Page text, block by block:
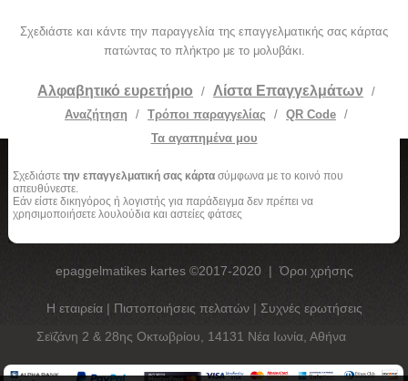
Σχεδιάστε και κάντε την παραγγελία της επαγγελματικής σας κάρτας
πατώντας το πλήκτρο με το μολυβάκι.
Αλφαβητικό ευρετήριο / Λίστα Επαγγελμάτων
/
Αναζήτηση
/ Τρόποι παραγγελίας / QR Code /
Τα αγαπημένα μου
Σχεδιάστε την επαγγελματική σας κάρτα σύμφωνα με το κοινό που
απευθύνεστε.
Εάν είστε δικηγόρος ή λογιστής για παράδειγμα δεν πρέπει να
χρησιμοποιήσετε λουλούδια και αστείες φάτσες
epaggelmatikes kartes ©2017-2020 | Όροι χρήσης
Η εταιρεία | Πιστοποιήσεις πελατών | Συχνές ερωτήσεις
Σεϊζάνη 2 & 28ης Οκτωβρίου, 14131 Νέα Ιωνία, Αθήνα